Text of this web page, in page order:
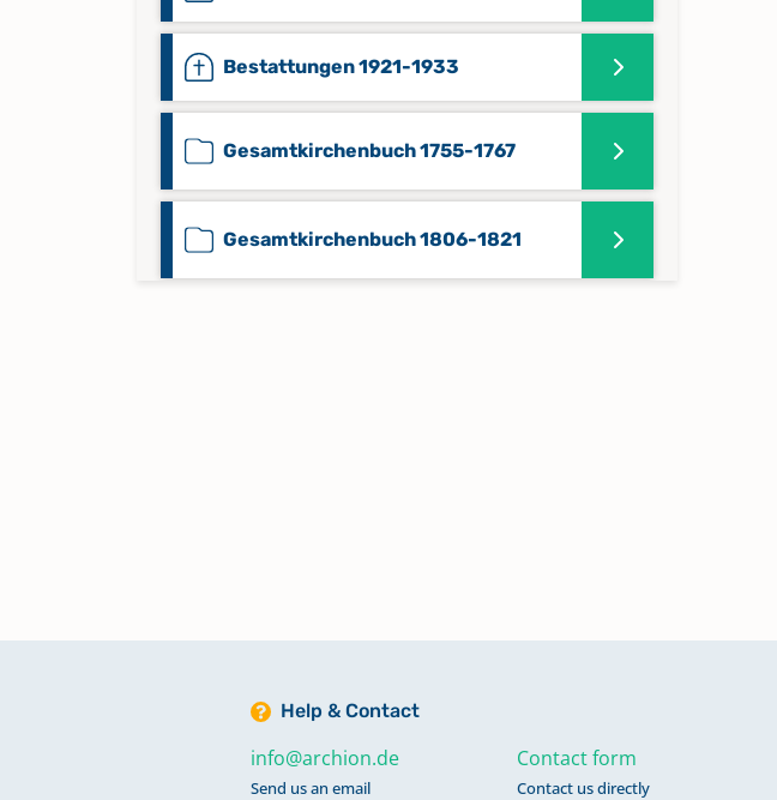
Bestattungen 1921-1933
Gesamtkirchenbuch 1755-1767
Gesamtkirchenbuch 1806-1821
Konfirmationen 1886-1896
Konfirmationen 1897-1907
Help & Contact
info@archion.de
Send us an email
Contact form
Contact us directly